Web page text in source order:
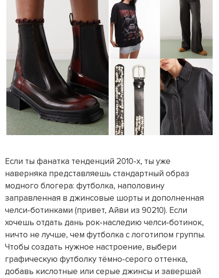
Если ты фанатка тенденций 2010‑х, ты уже
наверняка представляешь стандартный образ
модного блогера: футболка, наполовину
заправленная в джинсовые шорты и дополненная
челси‑ботинками (привет, Айви из 90210). Если
хочешь отдать дань рок‑наследию челси‑ботинок,
ничто не лучше, чем футболка с логотипом группы.
Чтобы создать нужное настроение, выбери
графическую футболку тёмно‑серого оттенка,
добавь кислотные или серые джинсы и завершай